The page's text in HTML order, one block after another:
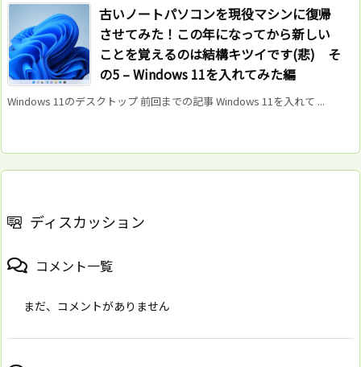
古いノートパソコンを現役マシンに復帰
させてみた！この年になってから新しい
ことを覚えるのは結構キツイです(悲) そ
の5 – Windows 11を入れてみた編
Windows 11のデスクトップ 前回までの記事 Windows 11を入れて ...
ディスカッション
コメント一覧
まだ、コメントがありません